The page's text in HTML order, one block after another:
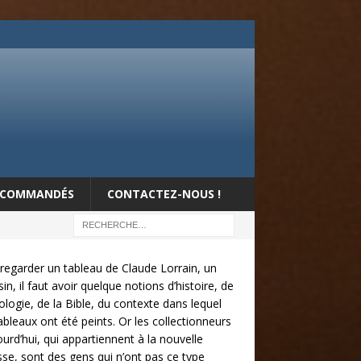
CONTACTEZ-NOUS !
un tableau de Claude Lorrain, un
il faut avoir quelque notions d’histoire, de
de la Bible, du contexte dans lequel
ont été peints. Or les collectionneurs
qui appartiennent à la nouvelle
sont des gens qui n’ont pas ce type